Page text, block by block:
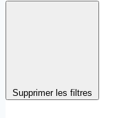
Supprimer les filtres